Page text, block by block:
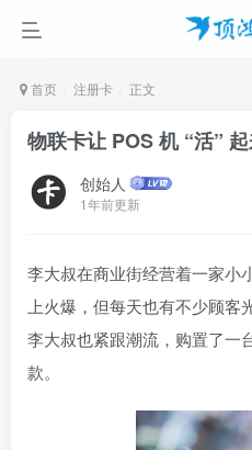
首页 注册卡 正文
物联卡让 POS 机 “活”
创始人
1年前更新
李大叔在商业街经营着一家小
上火爆，但每天也有不少顾客
李大叔也紧跟潮流，购置了一
款。